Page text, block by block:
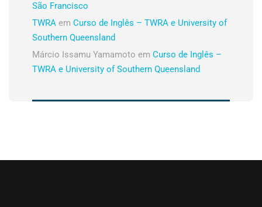
São Francisco
TWRA em Curso de Inglês – TWRA e University of
Southern Queensland
Márcio Issamu Yamamoto em Curso de Inglês –
TWRA e University of Southern Queensland